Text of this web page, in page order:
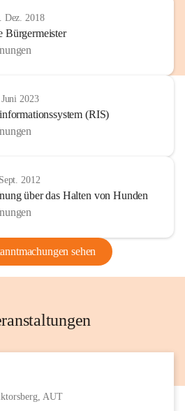
Dez. 2018
Bürgermeister
2023
(RIS)
2012
über das Halten von Hunden
sehen
AUT